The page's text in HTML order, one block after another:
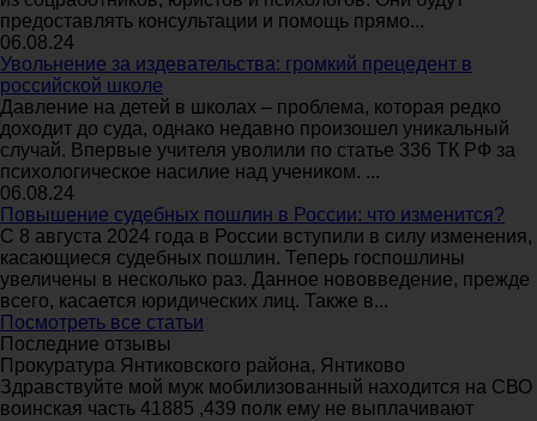
предоставлять консультации и помощь прямо...
06.08.24
Увольнение за издевательства: громкий прецедент в
российской школе
Давление на детей в школах – проблема, которая редко
доходит до суда, однако недавно произошел уникальный
случай. Впервые учителя уволили по статье 336 ТК РФ за
психологическое насилие над учеником. ...
06.08.24
Повышение судебных пошлин в России: что изменится?
С 8 августа 2024 года в России вступили в силу изменения,
касающиеся судебных пошлин. Теперь госпошлины
увеличены в несколько раз. Данное нововведение, прежде
всего, касается юридических лиц. Также в...
Посмотреть все статьи
Последние отзывы
Прокуратура Янтиковского района, Янтиково
Здравствуйте мой муж мобилизованный находится на СВО
воинская часть 41885 ,439 полк ему не выплачивают